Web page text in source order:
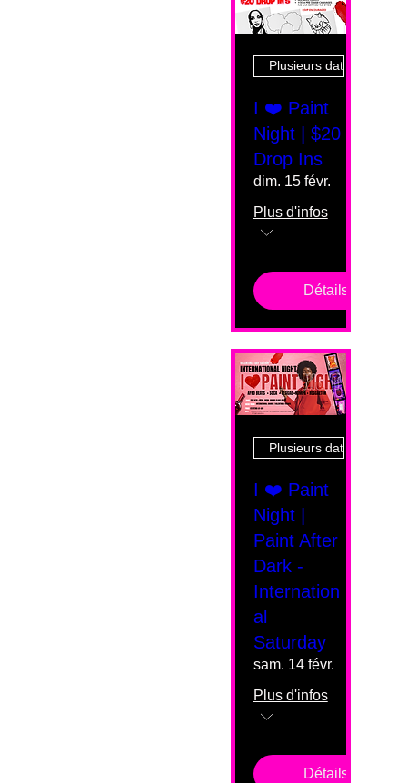
Plusieurs dates
I ❤️ Paint
Night | $20
Drop Ins
dim. 15 févr.
Plus d'infos
Détails
Plusieurs dates
I ❤️ Paint
Night |
Paint After
Dark -
Internation
al
Saturday
sam. 14 févr.
Plus d'infos
Détails